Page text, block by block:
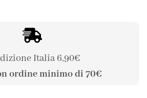
Italia 6,90€
ordine minimo di 70€